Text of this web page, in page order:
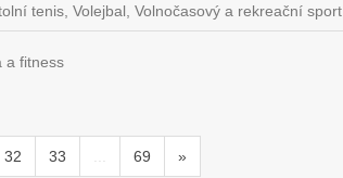
tenis, Volejbal, Volnočasový a rekreační sport
a fitness
32 33 ... 69 »